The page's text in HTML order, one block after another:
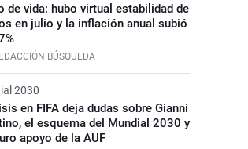
de vida: hubo virtual estabilidad de
en julio y la inflación anual subió
BÚSQUEDA
2030
en FIFA deja dudas sobre Gianni
el esquema del Mundial 2030 y
apoyo de la AUF